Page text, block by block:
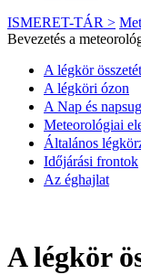
ISMERET-TÁR >
Bevezetés a
A légkör
A légköri ózon
A Nap és
Meteorológiai
Általános
Időjárási frontok
Az éghajlat
A légkör